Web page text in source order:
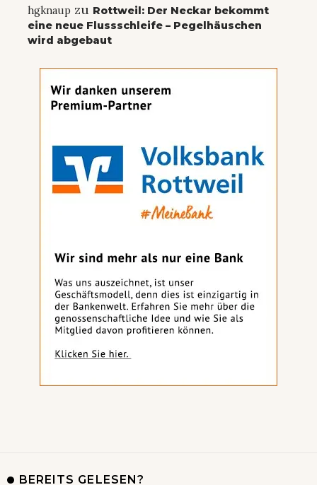
hgknaup zu Rottweil: Der Neckar bekommt
eine neue Flussschleife – Pegelhäuschen
wird abgebaut
BEREITS GELESEN?